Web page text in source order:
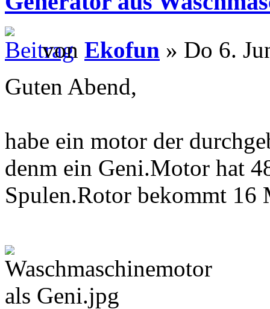
von Ekofun » Do 6.
Guten Abend,
habe ein motor der
denm ein Geni.Motor hat
Spulen.Rotor bekommt 16